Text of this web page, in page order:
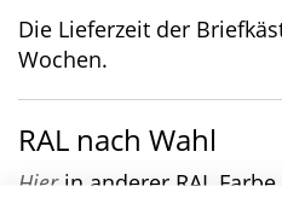
Die Lieferzeit der
Wochen.
RAL nach Wahl
Hierin anderer RAL